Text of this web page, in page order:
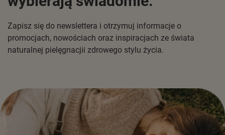
Zapisz się do newslettera i otrzymuj informacje o
promocjach, nowościach oraz inspiracjach ze świata
naturalnej pielęgnacjii zdrowego stylu życia.